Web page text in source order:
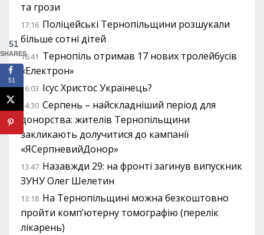
та грози
17:16 Поліцейські Тернопільщини розшукали
більше сотні дітей
16:41 Тернопіль отримав 17 нових тролейбусів
«Електрон»
16:03 Ісус Христос Українець?
14:30 Серпень – найскладніший період для
донорства: жителів Тернопільщини
закликають долучитися до кампанії
«ЯСерпневийДонор»
13:47 Назавжди 29: на фронті загинув випускник
ЗУНУ Олег Шелетин
13:18 На Тернопільщині можна безкоштовно
пройти комп’ютерну томографію (перелік
лікарень)
51
SHARES
51